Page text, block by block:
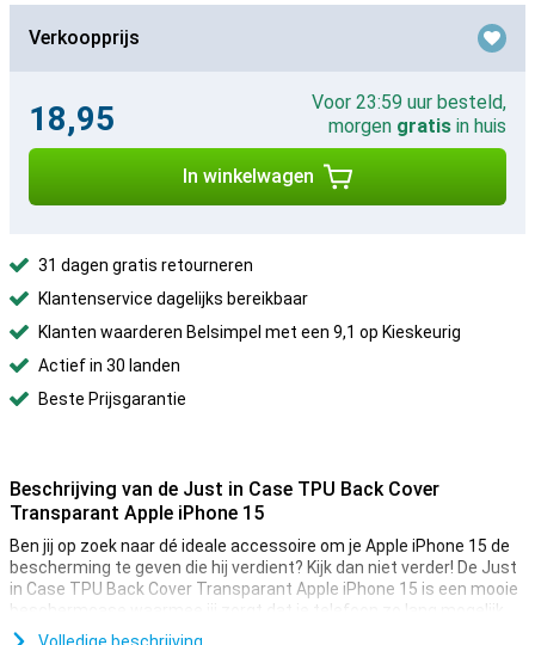
Verkoopprijs
18,95
Voor 23:59 uur besteld,
morgen gratis in huis
In winkelwagen
31 dagen gratis retourneren
Klantenservice dagelijks bereikbaar
Klanten waarderen Belsimpel met een 9,1 op Kieskeurig
Actief in 30 landen
Beste Prijsgarantie
Beschrijving van de Just in Case TPU Back Cover
Transparant Apple iPhone 15
Ben jij op zoek naar dé ideale accessoire om je Apple iPhone 15 de
bescherming te geven die hij verdient? Kijk dan niet verder! De Just
in Case TPU Back Cover Transparant Apple iPhone 15 is een mooie
beschermcase waarmee jij zorgt dat je telefoon zo lang mogelijk
mee gaat.